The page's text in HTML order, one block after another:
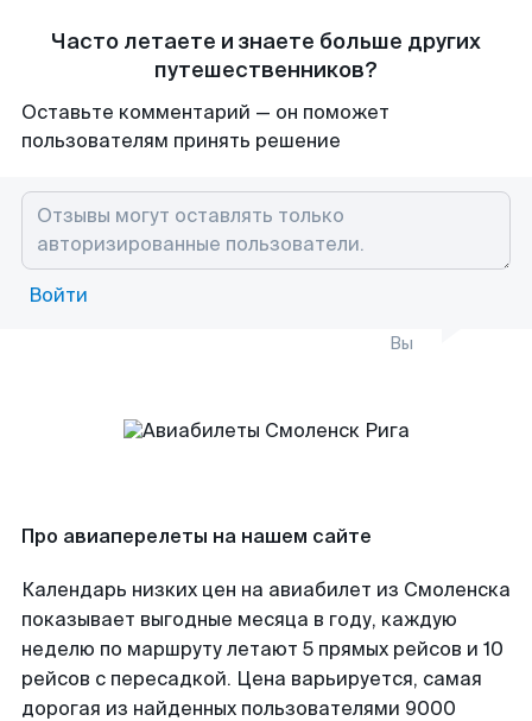
Часто летаете и знаете больше других
путешественников?
Оставьте комментарий — он поможет
пользователям принять решение
Войти
Вы
Про авиаперелеты на нашем сайте
Календарь низких цен на авиабилет из Смоленска
показывает выгодные месяца в году, каждую
неделю по маршруту летают 5 прямых рейсов и 10
рейсов с пересадкой. Цена варьируется, самая
дорогая из найденных пользователями 9000